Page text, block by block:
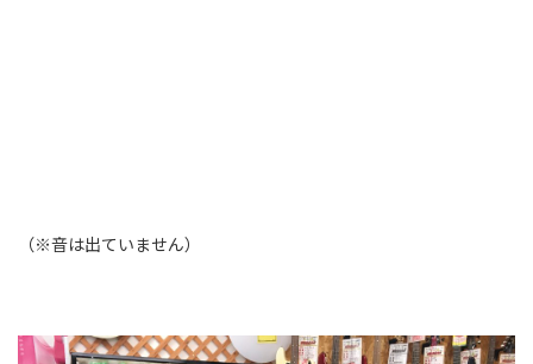
（※音は出ていません）